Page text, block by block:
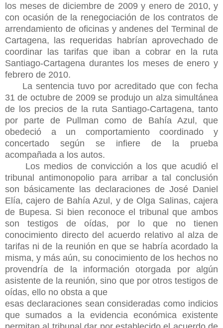
los meses de diciembre de 2009 y enero de 2010, y
con ocasión de la renegociación de los contratos de
arrendamiento de oficinas y andenes del Terminal de
Cartagena, las requeridas habrían aprovechado de
coordinar las tarifas que iban a cobrar en la ruta
Santiago-Cartagena durantes los meses de enero y
febrero de 2010.
La sentencia tuvo por acreditado que con fecha
31 de octubre de 2009 se produjo un alza simultánea
de los precios de la ruta Santiago-Cartagena, tanto
por parte de Pullman como de Bahía Azul, que
obedeció a un comportamiento coordinado y
concertado según se infiere de la prueba
acompañada a los autos.
Los medios de convicción a los que acudió el
tribunal antimonopolio para arribar a tal conclusión
son básicamente las declaraciones de José Daniel
Elía, cajero de Bahía Azul, y de Olga Salinas, cajera
de Bupesa. Si bien reconoce el tribunal que ambos
son testigos de oídas, por lo que no tienen
conocimiento directo del acuerdo relativo al alza de
tarifas ni de la reunión en que se habría acordado la
misma, y más aún, su conocimiento de los hechos no
provendría de la información otorgada por algún
asistente de la reunión, sino que por otros testigos de
oídas, ello no obsta a que
esas declaraciones sean consideradas como indicios
que sumados a la evidencia económica existente